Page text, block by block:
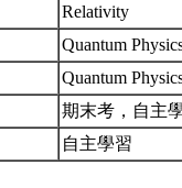
Relativity
Quantum
Quantum
期末考，自主
自主學習